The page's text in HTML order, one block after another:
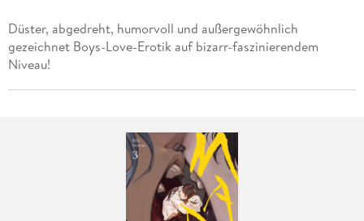
Düster, abgedreht, humorvoll und außergewöhnlich
gezeichnet Boys-Love-Erotik auf bizarr-faszinierendem
Niveau!